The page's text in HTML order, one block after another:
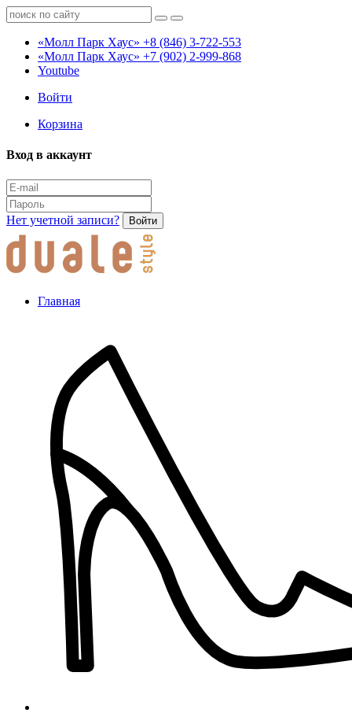
«Молл Парк Хаус» +8 (846) 3-722-553
«Молл Парк Хаус» +7 (902) 2-999-868
Youtube
Войти
Корзина
Вход в аккаунт
Нет учетной записи? Войти
Главная